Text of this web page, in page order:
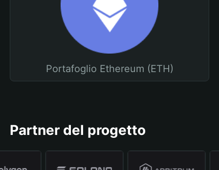
Portafoglio Ethereum (ETH)
Partner del progetto